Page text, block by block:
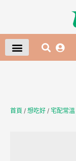
首頁 / 想吃好 / 宅配常溫